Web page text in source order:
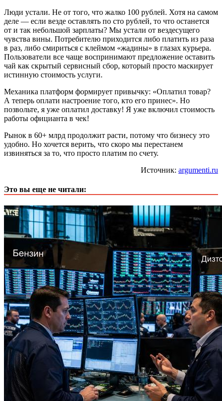
Люди устали. Не от того, что жалко 100 рублей. Хотя на самом
деле — если везде оставлять по сто рублей, то что останется
от и так небольшой зарплаты? Мы устали от вездесущего
чувства вины. Потребителю приходится либо платить из раза
в раз, либо смириться с клеймом «жадины» в глазах курьера.
Пользователи все чаще воспринимают предложение оставить
чай как скрытый сервисный сбор, который просто маскирует
истинную стоимость услуги.
Механика платформ формирует привычку: «Оплатил товар?
А теперь оплати настроение того, кто его принес». Но
позвольте, я уже оплатил доставку! Я уже включил стоимость
работы официанта в чек!
Рынок в 60+ млрд продолжит расти, потому что бизнесу это
удобно. Но хочется верить, что скоро мы перестанем
извиняться за то, что просто платим по счету.
Источник: argumenti.ru
Это вы еще не читали: